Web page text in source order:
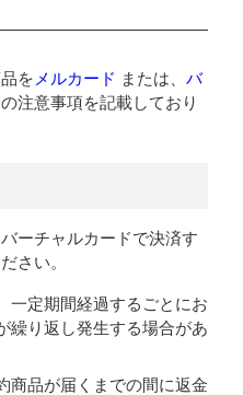
を メルカード または、 バ
注意事項を記載しており
ーチャルカードで決済す
さい。
一定期間経過するごとにお
繰り返し発生する場合があ
商品が届くまでの間に返金